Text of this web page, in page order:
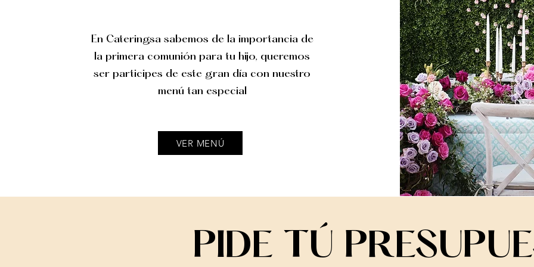
En Cateringsa sabemos de la importancia de
la primera comunión para tu hijo, queremos
ser participes de este gran día con nuestro
menú tan especial
VER MENÚ
PIDE TÚ